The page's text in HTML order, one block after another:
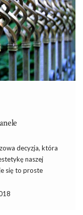
decyzja, która
naszej
się to proste
sprawę. Panele